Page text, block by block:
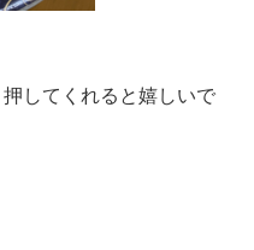
してくれると嬉しいで